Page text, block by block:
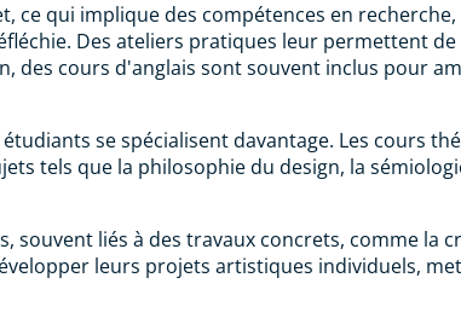
ce qui implique des compétences en
Des ateliers pratiques leur permettent
des cours d'anglais sont souvent inclus pour
se spécialisent davantage. Les cours
tels que la philosophie du design, la
souvent liés à des travaux concrets, comme la
leurs projets artistiques individuels,